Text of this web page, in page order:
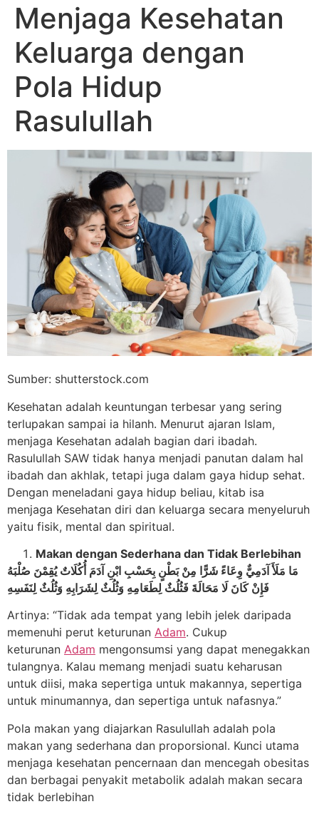
Menjaga Kesehatan
Keluarga dengan
Pola Hidup
Rasulullah
Sumber: shutterstock.com
Kesehatan adalah keuntungan terbesar yang sering
terlupakan sampai ia hilanh. Menurut ajaran Islam,
menjaga Kesehatan adalah bagian dari ibadah.
Rasulullah SAW tidak hanya menjadi panutan dalam hal
ibadah dan akhlak, tetapi juga dalam gaya hidup sehat.
Dengan meneladani gaya hidup beliau, kitab isa
menjaga Kesehatan diri dan keluarga secara menyeluruh
yaitu fisik, mental dan spiritual.
Makan dengan Sederhana dan Tidak Berlebihan
مَا مَلَأَ آدَمِيٌّ وِعَاءً شَرًّا مِنْ بَطْنٍ بِحَسْبِ ابْنِ آدَمَ أُكُلَاتٌ يُقِمْنَ صُلْبَهُ
فَإِنْ كَانَ لَا مَحَالَةَ فَثُلُثٌ لِطَعَامِهِ وَثُلُثٌ لِشَرَابِهِ وَثُلُثٌ لِنَفَسِهِ
Artinya: “Tidak ada tempat yang lebih jelek daripada
memenuhi perut keturunan Adam. Cukup
keturunan Adam mengonsumsi yang dapat menegakkan
tulangnya. Kalau memang menjadi suatu keharusan
untuk diisi, maka sepertiga untuk makannya, sepertiga
untuk minumannya, dan sepertiga untuk nafasnya.”
Pola makan yang diajarkan Rasulullah adalah pola
makan yang sederhana dan proporsional. Kunci utama
menjaga kesehatan pencernaan dan mencegah obesitas
dan berbagai penyakit metabolik adalah makan secara
tidak berlebihan